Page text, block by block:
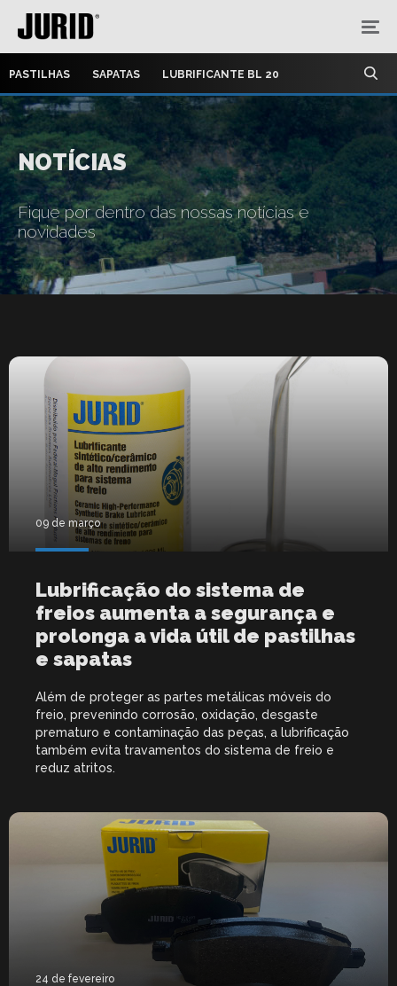
PASTILHAS SAPATAS LUBRIFICANTE BL 20
NOTÍCIAS
Fique por dentro das nossas notícias e
novidades
09 de março
Lubrificação do sistema de
freios aumenta a segurança e
prolonga a vida útil de pastilhas
e sapatas
Além de proteger as partes metálicas móveis do
freio, prevenindo corrosão, oxidação, desgaste
prematuro e contaminação das peças, a lubrificação
também evita travamentos do sistema de freio e
reduz atritos.
24 de fevereiro